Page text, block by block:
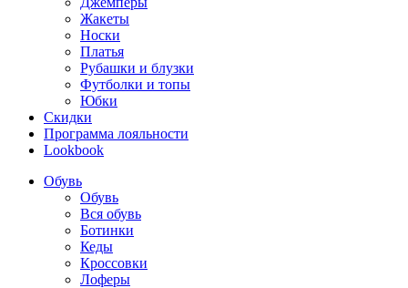
Жакеты
Носки
Платья
Рубашки и блузки
Футболки и топы
Юбки
Скидки
Программа лояльности
Lookbook
Обувь
Обувь
Вся обувь
Ботинки
Кеды
Кроссовки
Лоферы